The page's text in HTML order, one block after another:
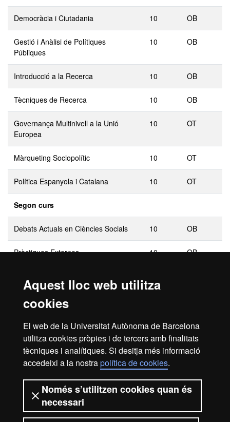
Aquest lloc web utilitza
cookies
El web de la Universitat Autònoma de Barcelona
utilitza cookies pròpies i de tercers amb finalitats
tècniques i analítiques. Si desitja més informació
accedeixi a la nostrapolítica de cookies.
Només s’utilitzen cookies quan és
necessari
Democràcia i Ciutadania 10 OB
Gestió i Anàlisi de Polítiques
Públiques
10 OB
Introducció a la Recerca 10 OB
Tècniques de Recerca 10 OB
Governança Multinivell a la Unió
Europea
10 OT
Màrqueting Sociopolític 10 OT
Política Espanyola i Catalana 10 OT
Segon curs
Debats Actuals en Ciències Socials 10 OB
Pràctiques Externes 10 OB
Ciència Política
Treball de Final de Màster
OT: Optatius